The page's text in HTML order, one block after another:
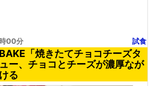
00分 試食
「焼きたてチョコチーズタ
ー、チョコとチーズが濃厚なが
る